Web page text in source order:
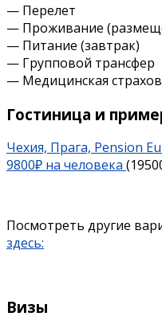
— Перелет
— Проживание
— Питание (завтрак)
— Групповой трансфер
— Медицинская
Гостиница и
Чехия, Прага, Pension
9800₽ на человека
Посмотреть другие
здесь:
Визы